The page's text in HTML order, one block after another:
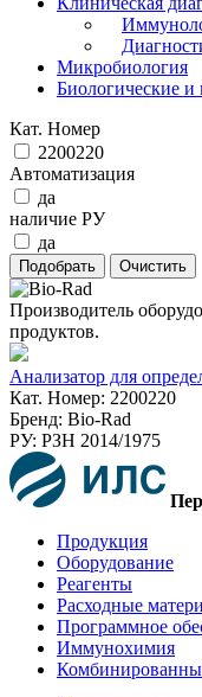
Микробиология
Биологические и
Кат. Номер
2200220
Автоматизация
да
наличие РУ
да
Производитель
продуктов.
Анализатор для
Кат. Номер: 2200220
Бренд: Bio-Rad
РУ: РЗН 2014/1975
Продукция
Оборудование
Реагенты
Расходные
Программное
Иммунохимия